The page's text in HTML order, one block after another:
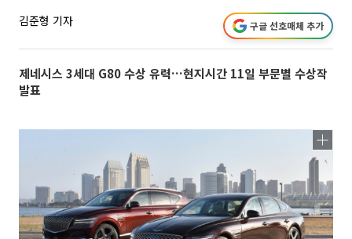
김준형 기자 구글 선호매체 추가
제네시스 3세대 G80 수상 유력…현지시간 11일 부문별 수상작
발표